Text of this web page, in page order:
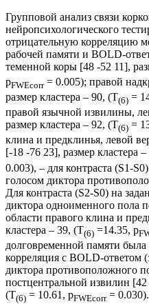
Групповой анализ связи
нейропсихологического
отрицательную корреляцию
рабочей памяти и BOLD-
теменной коры [48 -52 11],
pFWEcorr= 0.005); правой
размер кластера – 90, (T(6) =
правой язычной извилины,
размер кластера – 92, (T(6) =
клина и предклинья, левой
[-18 -76 23], размер кластера
0.003), – для контраста (S1-
голосом диктора
Для контраста (S2-S0) на
диктора одноименного пола
области правого клина и
кластера – 39, (T(6) =14.35, p
долговременной памяти
корреляция с BOLD-ответом
диктора противоположного
постцентральной извилин
(T(6) = 10.61, pFWEcorr= 0.030).